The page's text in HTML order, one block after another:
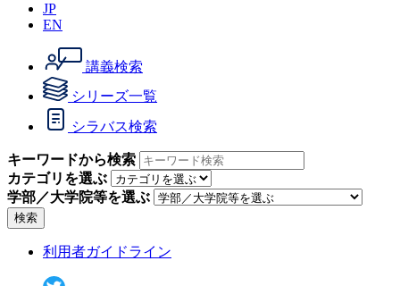
JP
EN
講義検索
シリーズ一覧
シラバス検索
キーワードから検索
カテゴリを選ぶ
学部／大学院等を選ぶ
検索
利用者ガイドライン